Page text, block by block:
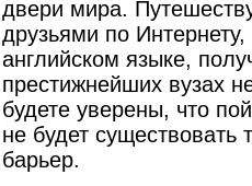
двери мира.
друзьями по
английском языке,
престижнейших вузах
будете уверены, что
не будет существовать
барьер.